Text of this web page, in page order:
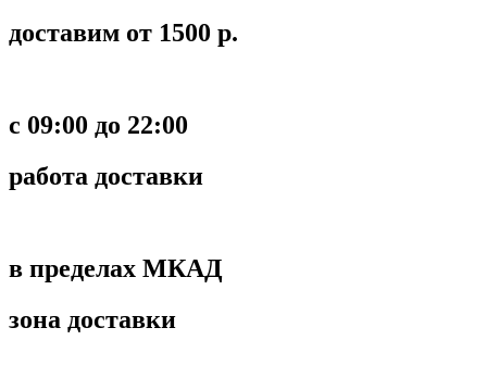
доставим от 1500 р.
c 09:00 до 22:00
работа доставки
в пределах МКАД
зона доставки